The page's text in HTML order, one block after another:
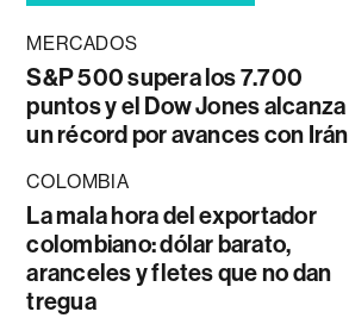
MERCADOS
S&P 500 supera los 7.700
puntos y el Dow Jones alcanza
un récord por avances con Irán
COLOMBIA
La mala hora del exportador
colombiano: dólar barato,
aranceles y fletes que no dan
tregua